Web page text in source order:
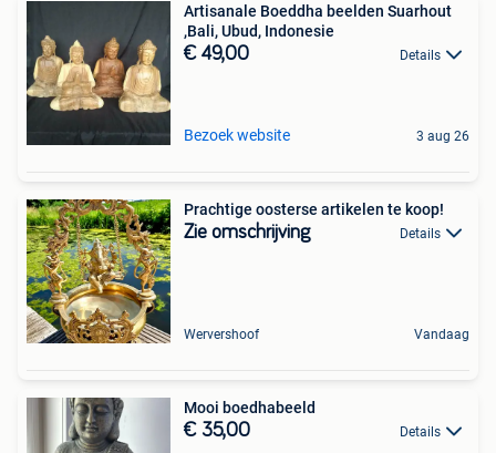
Artisanale Boeddha beelden Suarhout
,Bali, Ubud, Indonesie
€ 49,00 Details
Bezoek website 3 aug 26
Prachtige oosterse artikelen te koop!
Zie omschrijving Details
Wervershoof Vandaag
Mooi boedhabeeld
€ 35,00 Details